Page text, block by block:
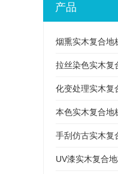
产品
烟熏实木复合地
拉丝染色实木复
化变处理实木复
本色实木复合地
手刮仿古实木复
UV漆实木复合地